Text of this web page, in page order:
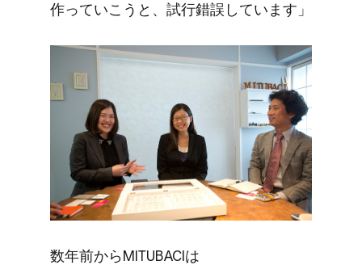
作っていこうと、​試行錯誤しています」
数年前から​MITUBACIは​